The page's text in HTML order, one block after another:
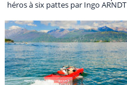
héros à six pattes par Ingo ARNDT